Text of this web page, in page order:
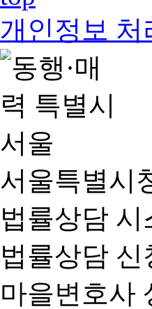
개인정보 처
서울특별시
법률상담
법률상담 신
마을변호사